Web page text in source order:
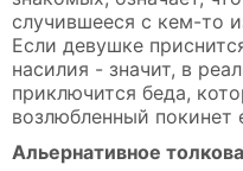
случившееся с кем-то
Если девушке
насилия - значит, в
приключится беда,
возлюбленный покинет
Альернативное